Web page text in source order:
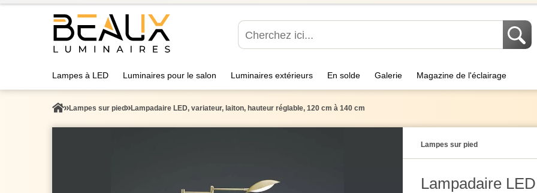
Lampes à LED Luminaires pour le salon Luminaires extérieurs En solde Galerie Magazine de l'éclairage
Lampes sur pied Lampadaire LED, variateur, laiton, hauteur réglable, 120 cm à 140 cm
Lampes sur pied
Lampadaire